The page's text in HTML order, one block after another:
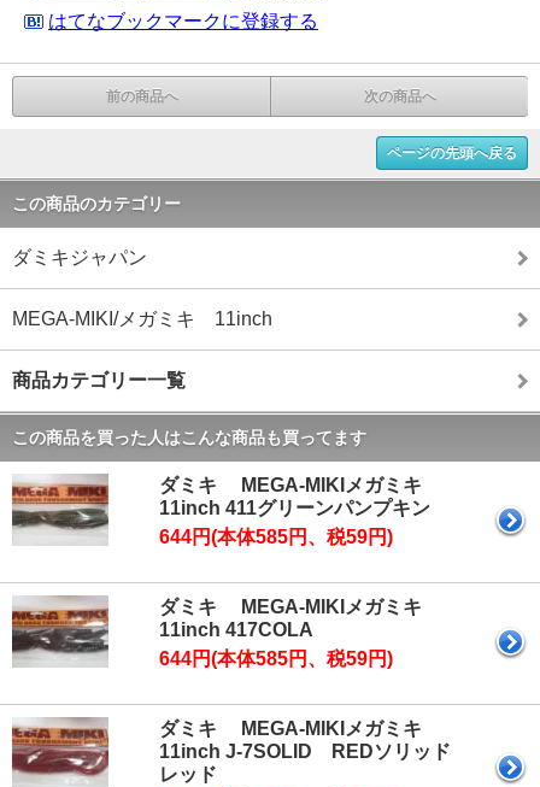
はてなブックマークに登録する
前の商品へ 次の商品へ
ページの先頭へ戻る
この商品のカテゴリー
ダミキジャパン
MEGA-MIKI/メガミキ 11inch
商品カテゴリー一覧
この商品を買った人はこんな商品も買ってます
ダミキ MEGA-MIKIメガミキ
11inch 411グリーンパンプキン
644円(本体585円、税59円)
ダミキ MEGA-MIKIメガミキ
11inch 417COLA
644円(本体585円、税59円)
ダミキ MEGA-MIKIメガミキ
11inch J-7SOLID REDソリッド
レッド